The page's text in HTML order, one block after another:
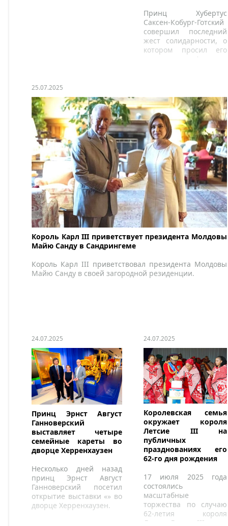
Принц Хубертус
Саксен-Кобург-Готский
совершил последний
жест солидарности, о
котором просил его
отец, принц Андреас,
25.07.2025
Король Карл III приветствует президента Молдовы
Майю Санду в Сандрингеме
Король Карл III приветствовал президента Молдовы
Майю Санду в своей загородной резиденции.
24.07.2025
Принц Эрнст Август
Ганноверский
выставляет четыре
семейные кареты во
дворце Херренхаузен
Несколько дней назад
принц Эрнст Август
Ганноверский посетил
открытие выставки «» во
дворце Херренхаузен.
24.07.2025
Королевская семья
окружает короля
Летсие III на
публичных
празднованиях его
62-го дня рождения
17 июля 2025 года
состоялись
масштабные
торжества по случаю
62-летия короля
Лесото Летсие III.